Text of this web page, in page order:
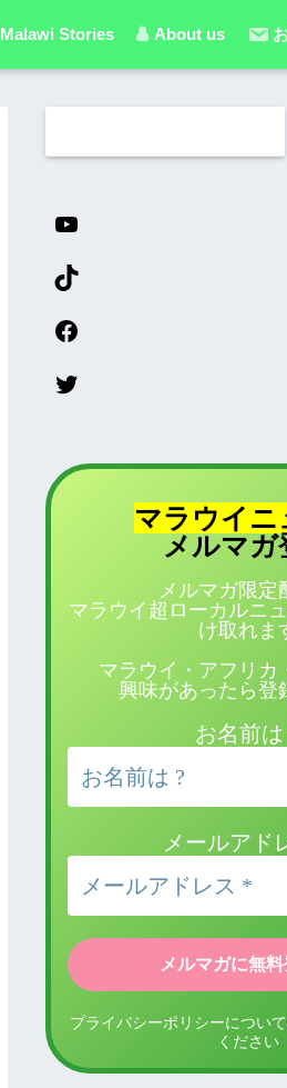
Malawi Stories About us
マラウイニ
メルマガ
メルマガ限定
マラウイ超ローカルニ
け取れま
マラウイ・アフリカ
興味があったら登
お名前
メールアド
プライバシーポリシーについ
ください